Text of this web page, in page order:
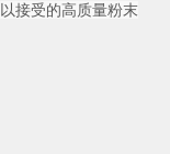
接受的高质量粉末